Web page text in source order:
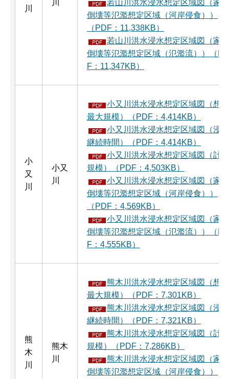
川
川
若山川洪水浸水想定区域図（家屋
倒壊等氾濫想定区域（河岸侵食））
（PDF：11,338KB）
若山川洪水浸水想定区域図（家屋
倒壊等氾濫想定区域（氾濫流））（PD
F：11,347KB）
小
又
川
小又
川
小又川洪水浸水想定区域図（想定
最大規模）（PDF：4,414KB）
小又川洪水浸水想定区域図（浸水
継続時間）（PDF：4,414KB）
小又川洪水浸水想定区域図（計画
規模）（PDF：4,503KB）
小又川洪水浸水想定区域図（家屋
倒壊等氾濫想定区域（河岸侵食））
（PDF：4,569KB）
小又川洪水浸水想定区域図（家屋
倒壊等氾濫想定区域（氾濫流））（PD
F：4,555KB）
熊
木
川
熊木
川
熊木川洪水浸水想定区域図（想定
最大規模）（PDF：7,301KB）
熊木川洪水浸水想定区域図（浸水
継続時間）（PDF：7,321KB）
熊木川洪水浸水想定区域図（計画
規模）（PDF：7,286KB）
熊木川洪水浸水想定区域図（家屋
倒壊等氾濫想定区域（河岸侵食））